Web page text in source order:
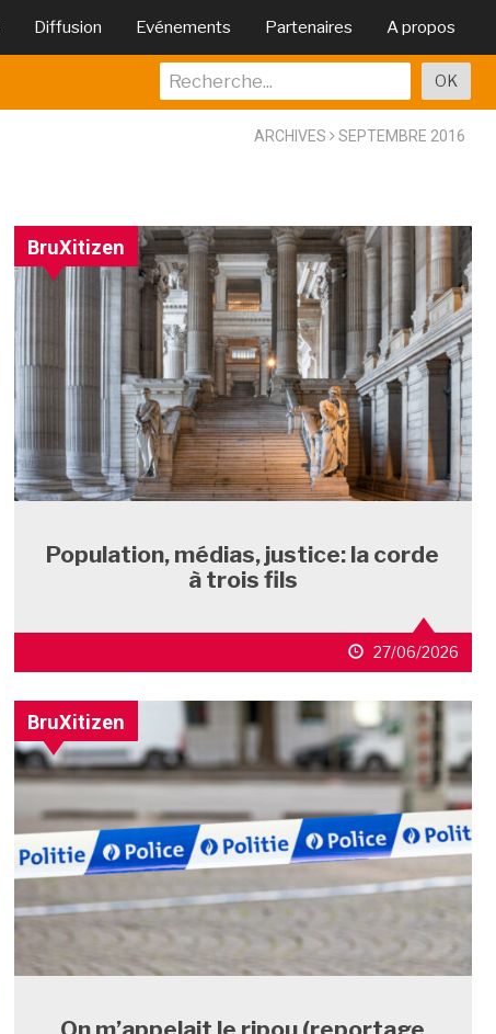
Diffusion Evénements Partenaires A propos
ARCHIVES SEPTEMBRE 2016
BruXitizen
Population, médias, justice: la corde
à trois fils
27/06/2026
BruXitizen